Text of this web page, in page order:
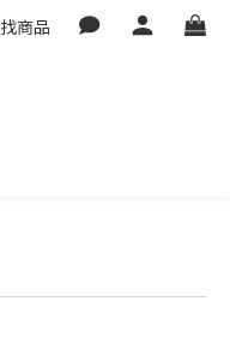
找商品